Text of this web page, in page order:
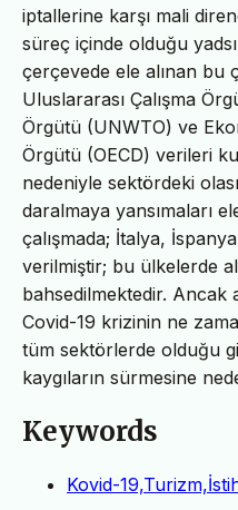
iptallerine karşı mali
süreç içinde olduğu
çerçevede ele alınan bu
Uluslararası Çalışma
Örgütü (UNWTO) ve
Örgütü (OECD) verileri
nedeniyle sektördeki
daralmaya yansımaları
çalışmada; İtalya,
verilmiştir; bu ülkelerde
bahsedilmektedir. Ancak
Covid-19 krizinin ne
tüm sektörlerde olduğu
kaygıların sürmesine
Keywords
Kovid-